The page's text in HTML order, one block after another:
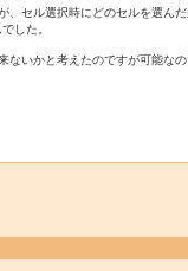
セル選択時にどのセルを選ん
した。
ないかと考えたのですが可能な